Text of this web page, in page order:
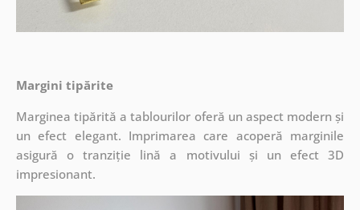
Margini tipărite
Marginea tipărită a tablourilor oferă un aspect modern și
un efect elegant. Imprimarea care acoperă marginile
asigură o tranziție lină a motivului și un efect 3D
impresionant.